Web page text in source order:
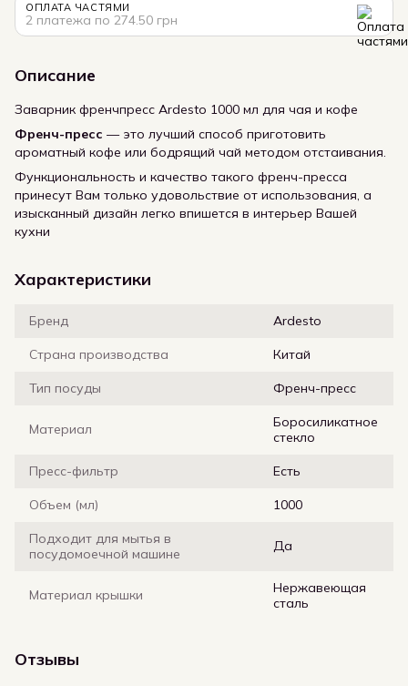
ОПЛАТА ЧАСТЯМИ
2 платежа по 274.50 грн
Описание
Заварник френчпресс Ardesto 1000 мл для чая и кофе
Френч-пресс — это лучший способ приготовить
ароматный кофе или бодрящий чай методом отстаивания.
Функциональность и качество такого френч-пресса
принесут Вам только удовольствие от использования, а
изысканный дизайн легко впишется в интерьер Вашей
кухни
Характеристики
Бренд Ardesto
Страна производства Китай
Тип посуды Френч-пресс
Материал
Боросиликатное
стекло
Пресс-фильтр Есть
Объем (мл) 1000
Подходит для мытья в
посудомоечной машине
Да
Материал крышки
Нержавеющая
сталь
Отзывы